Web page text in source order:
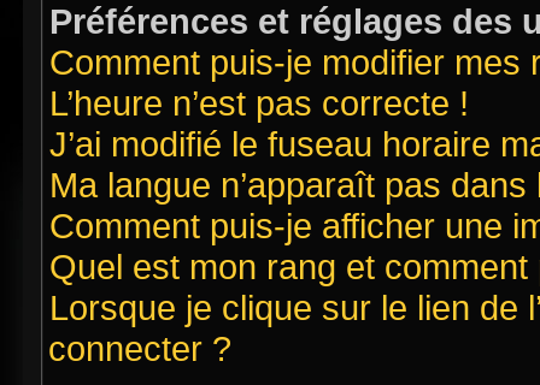
Préférences et réglages des
Comment puis-je modifier mes
L’heure n’est pas correcte !
J’ai modifié le fuseau horaire
Ma langue n’apparaît pas dans
Comment puis-je afficher une
Quel est mon rang et
Lorsque je clique sur le lien de
connecter ?